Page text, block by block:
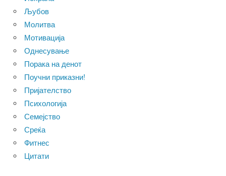
Љубов
Молитва
Мотивација
Однесување
Порака на денот
Поучни приказни!
Пријателство
Психологија
Семејство
Среќа
Фитнес
Цитати